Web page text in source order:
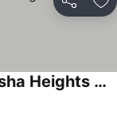
Sdílet
TIME Oak Hotel & Suites — Barsha Heights Dubai